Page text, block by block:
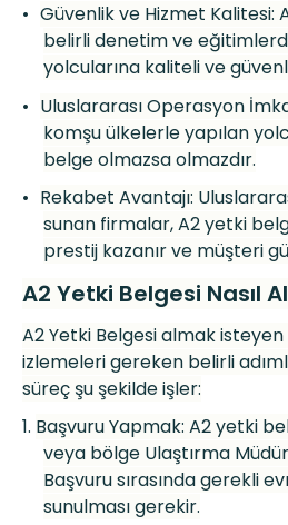
• Güvenlik ve Hizmet Kalitesi:
belirli denetim ve
yolcularına kaliteli ve
• Uluslararası Operasyon
komşu ülkelerle yapılan
belge olmazsa olmazdır.
• Rekabet Avantajı:
sunan firmalar, A2 yetki
prestij kazanır ve müşteri
A2 Yetki Belgesi Nasıl
A2 Yetki Belgesi almak
izlemeleri gereken belirli
süreç şu şekilde işler:
1. Başvuru Yapmak: A2 yetki
veya bölge Ulaştırma M
Başvuru sırasında gerekli
sunulması gerekir.